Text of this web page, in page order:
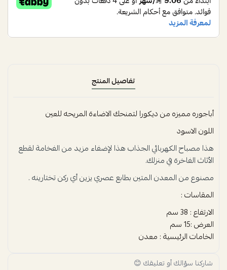
تفاصيل المنتج
أباجوره مميزه من ديكورا لتمنحك الاضاءة المريحه للعين
اللون الاسود
هذا مصباح الكهربائي الجذاب هذا لإضفاء مزيد من الفخامة لقطع
الأثاث الفاخرة في منزلك.
مصنوع من المعدن المتين بطابع عصري يزين أي ركن تختارينه .
المقاسات :
الارتفاع : 38 سم
العرض :15 سم
الخامات الرئيسية : معدن